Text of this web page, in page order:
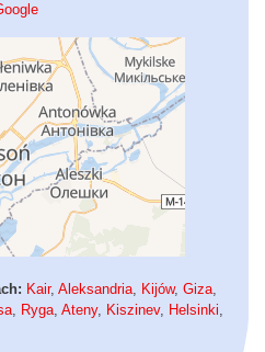
Kair, Aleksandria Kijów, Giza
Ryga Ateny, Kiszinev, Helsinki